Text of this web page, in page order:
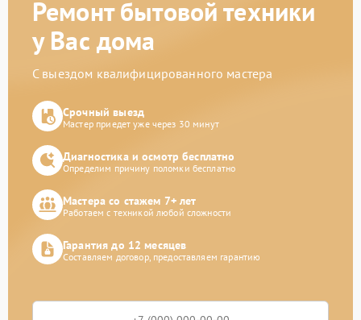
Ремонт бытовой техники
у Вас дома
С выездом квалифицированного мастера
Срочный выезд
Мастер приедет уже через 30 минут
Диагностика и осмотр бесплатно
Определим причину поломки бесплатно
Мастера со стажем 7+ лет
Работаем с техникой любой сложности
Гарантия до 12 месяцев
Составляем договор, предоставляем гарантию